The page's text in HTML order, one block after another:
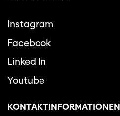
Instagram
Facebook
Linked In
Youtube
KONTAKTINFORMATIONEN